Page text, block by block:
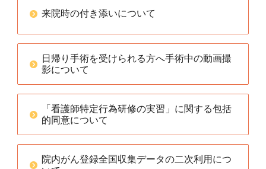
来院時の付き添いについて
日帰り手術を受けられる方へ手術中の動画撮
影について
「看護師特定行為研修の実習」に関する包括
的同意について
院内がん登録全国収集データの二次利用につ